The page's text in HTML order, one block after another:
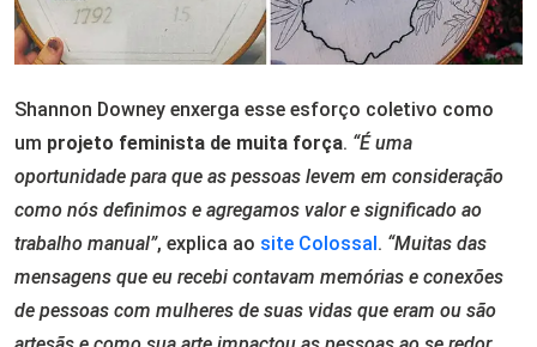
Shannon Downey enxerga esse esforço coletivo como
um projeto feminista de muita força. “É uma
oportunidade para que as pessoas levem em consideração
como nós definimos e agregamos valor e significado ao
trabalho manual”, explica ao site Colossal. “Muitas das
mensagens que eu recebi contavam memórias e conexões
de pessoas com mulheres de suas vidas que eram ou são